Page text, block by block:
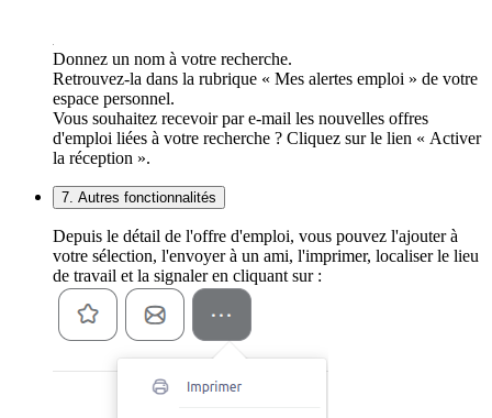
Donnez un nom à votre recherche.
Retrouvez-la dans la rubrique « Mes alertes emploi » de votre
espace personnel.
Vous souhaitez recevoir par e-mail les nouvelles offres
d'emploi liées à votre recherche ? Cliquez sur le lien « Activer
la réception ».
7. Autres fonctionnalités
Depuis le détail de l'offre d'emploi, vous pouvez l'ajouter à
votre sélection, l'envoyer à un ami, l'imprimer, localiser le lieu
de travail et la signaler en cliquant sur :